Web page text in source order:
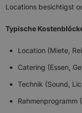
Locations besichtigst
Typische
Location (Miete,
Catering (Essen,
Technik (Sound,
Rahmenprogramm